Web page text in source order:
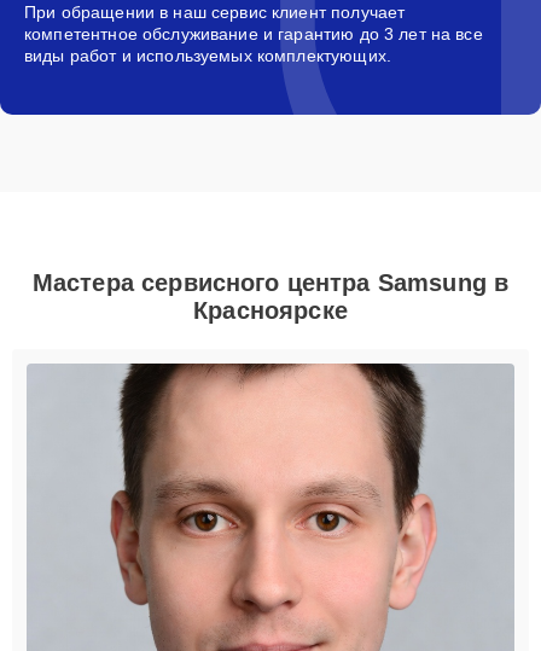
При обращении в наш сервис клиент получает
компетентное обслуживание и гарантию до 3 лет на все
виды работ и используемых комплектующих.
Мастера сервисного центра Samsung в
Красноярске